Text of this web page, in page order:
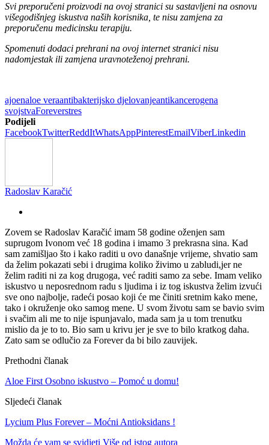
Svi preporučeni proizvodi na ovoj stranici su sastavljeni na osnovu
višegodišnjeg iskustva naših korisnika, te nisu zamjena za
preporučenu medicinsku terapiju.
Spomenuti dodaci prehrani na ovoj internet stranici nisu
nadomjestak ili zamjena uravnoteženoj prehrani.
ajoenaloe veraantibakterijsko djelovanjeantikancerogena
svojstvaForeverstres
Podijeli
FacebookTwitterReddItWhatsAppPinterestEmailViberLinkedin
Radoslav Karačić
Zovem se Radoslav Karačić imam 58 godine oženjen sam
suprugom Ivonom već 18 godina i imamo 3 prekrasna sina. Kad
sam zamišljao što i kako raditi u ovo današnje vrijeme, shvatio sam
da želim pokazati sebi i drugima koliko živimo u zabludi,jer ne
želim raditi ni za kog drugoga, već raditi samo za sebe. Imam veliko
iskustvo u neposrednom radu s ljudima i iz tog iskustva želim izvući
sve ono najbolje, radeći posao koji će me činiti sretnim kako mene,
tako i okruženje oko samog mene. U svom životu sam se bavio svim
i svačim ali me to nije ispunjavalo, mada sam ja u tom trenutku
mislio da je to to. Bio sam u krivu jer je sve to bilo kratkog daha.
Zato sam se odlučio za Forever da bi bilo zauvijek.
Prethodni članak
Aloe First Osobno iskustvo – Pomoć u domu!
Sljedeći članak
Lycium Plus Forever – Moćni Antioksidans !
Možda će vam se svidjeti Više od istog autora